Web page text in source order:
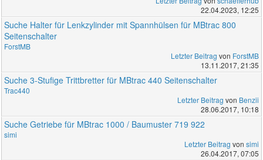
22.04.2023, 12:25
Suche Halter für Lenkzylinder mit Spannhülsen für MBtrac 800
Seitenschalter
ForstMB
Letzter Beitrag von ForstMB
13.11.2017, 21:35
Suche 3-Stufige Trittbretter für MBtrac 440 Seitenschalter
Trac440
Letzter Beitrag von Benzii
28.06.2017, 10:18
Suche Getriebe für MBtrac 1000 / Baumuster 719 922
simi
Letzter Beitrag von simi
26.04.2017, 07:05